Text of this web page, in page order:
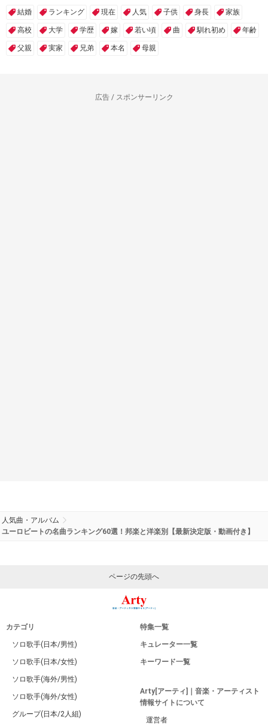
結婚 ランキング 現在 人気 子供 身長 家族
高校 大学 学歴 嫁 若い頃 曲 馴れ初め 年齢
父親 実家 兄弟 本名 母親
広告 / スポンサーリンク
人気曲・アルバム
ユーロビートの名曲ランキング60選！邦楽と洋楽別【最新決定版・動画付き】
ページの先頭へ
カテゴリ
ソロ歌手(日本/男性)
ソロ歌手(日本/女性)
ソロ歌手(海外/男性)
ソロ歌手(海外/女性)
グループ(日本/2人組)
特集一覧
キュレーター一覧
キーワード一覧
Arty[アーティ]｜音楽・アーティスト
情報サイトについて
運営者